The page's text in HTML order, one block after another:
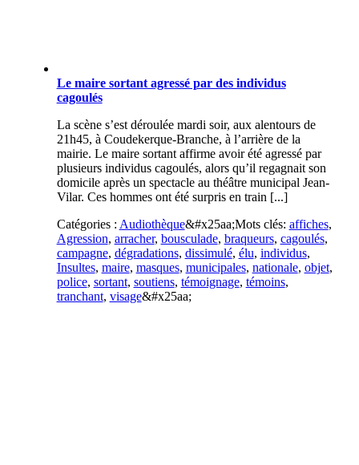
Le maire sortant agressé par des individus
cagoulés
La scène s’est déroulée mardi soir, aux alentours de
21h45, à Coudekerque-Branche, à l’arrière de la
mairie. Le maire sortant affirme avoir été agressé par
plusieurs individus cagoulés, alors qu’il regagnait son
domicile après un spectacle au théâtre municipal Jean-
Vilar. Ces hommes ont été surpris en train [...]
Catégories : Audiothèque&#x25aa;Mots clés: affiches,
Agression, arracher, bousculade, braqueurs, cagoulés,
campagne, dégradations, dissimulé, élu, individus,
Insultes, maire, masques, municipales, nationale, objet,
police, sortant, soutiens, témoignage, témoins,
tranchant, visage&#x25aa;